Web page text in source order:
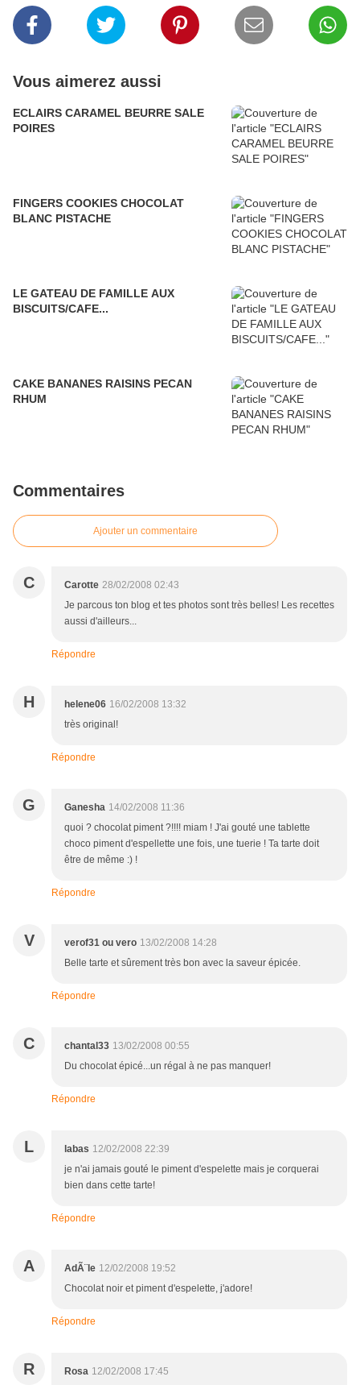
Vous aimerez aussi
ECLAIRS CARAMEL BEURRE SALE
POIRES
FINGERS COOKIES CHOCOLAT
BLANC PISTACHE
LE GATEAU DE FAMILLE AUX
BISCUITS/CAFE...
CAKE BANANES RAISINS PECAN
RHUM
Commentaires
Ajouter un commentaire
C Carotte 28/02/2008 02:43
Je parcous ton blog et tes photos sont très belles! Les recettes
aussi d'ailleurs...
Répondre
H helene06 16/02/2008 13:32
très original!
Répondre
G Ganesha 14/02/2008 11:36
quoi ? chocolat piment ?!!!! miam ! J'ai gouté une tablette
choco piment d'espellette une fois, une tuerie ! Ta tarte doit
être de même :) !
Répondre
V verof31 ou vero 13/02/2008 14:28
Belle tarte et sûrement très bon avec la saveur épicée.
Répondre
C chantal33 13/02/2008 00:55
Du chocolat épicé...un régal à ne pas manquer!
Répondre
L labas 12/02/2008 22:39
je n'ai jamais gouté le piment d'espelette mais je corquerai
bien dans cette tarte!
Répondre
A AdÃ¨le 12/02/2008 19:52
Chocolat noir et piment d'espelette, j'adore!
Répondre
R Rosa 12/02/2008 17:45